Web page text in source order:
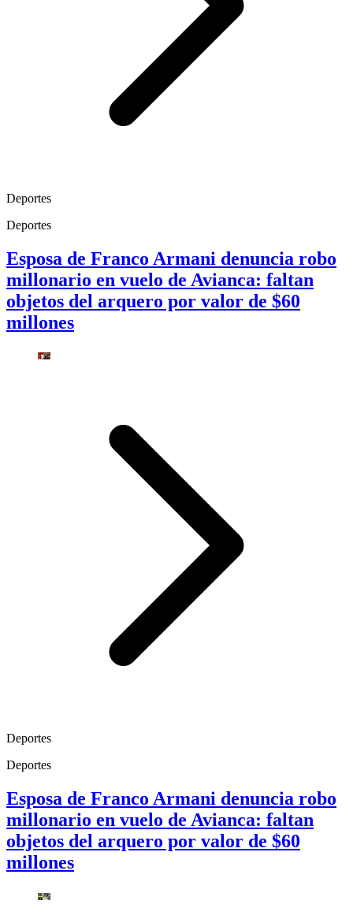
Deportes
Deportes
Esposa de Franco Armani denuncia robo
millonario en vuelo de Avianca: faltan
objetos del arquero por valor de $60
millones
Deportes
Deportes
Esposa de Franco Armani denuncia robo
millonario en vuelo de Avianca: faltan
objetos del arquero por valor de $60
millones